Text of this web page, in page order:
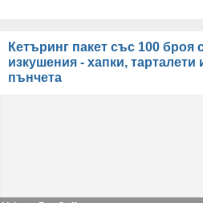
Кетъринг пакет със 100 броя
изкушения - хапки, тарталети
пънчета